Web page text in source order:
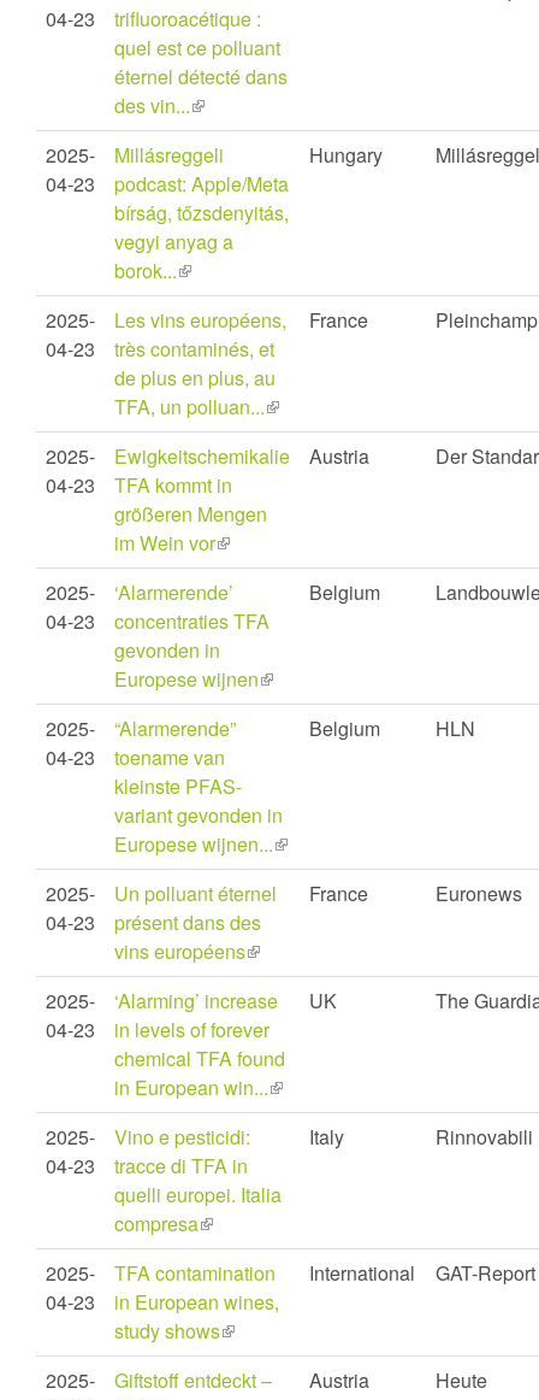
04-23
trifluoroacétique :
quel est ce polluant
éternel détecté dans
des vin...(link
is
external)
2025-
04-23
Millásreggeli
podcast: Apple/Meta
bírság, tőzsdenyitás,
vegyi anyag a
borok...(link
is
external)
Hungary
2025-
04-23
Les vins européens,
très contaminés, et
de plus en plus, au
TFA, un polluan...(link
is
external)
France Pleinchamp
2025-
04-23
Ewigkeitschemikalie
TFA kommt in
größeren Mengen
im Wein vor(link
is
external)
Austria Der
2025-
04-23
‘Alarmerende’
concentraties TFA
gevonden in
Europese wijnen(link
is
external)
Belgium
2025-
04-23
“Alarmerende”
toename van
kleinste PFAS-
variant gevonden in
Europese wijnen...(link
is
external)
Belgium HLN
2025-
04-23
Un polluant éternel
présent dans des
vins européens(link
is
external)
France Euronews
2025-
04-23
‘Alarming’ increase
in levels of forever
chemical TFA found
in European win...(link
is
external)
UK The
2025-
04-23
Vino e pesticidi:
tracce di TFA in
quelli europei. Italia
compresa(link
is
external)
Italy Rinnovabili
2025-
04-23
TFA contamination
in European wines,
study shows(link
is
external)
International GAT-Report
2025-
Giftstoff entdeckt –
Austria Heute